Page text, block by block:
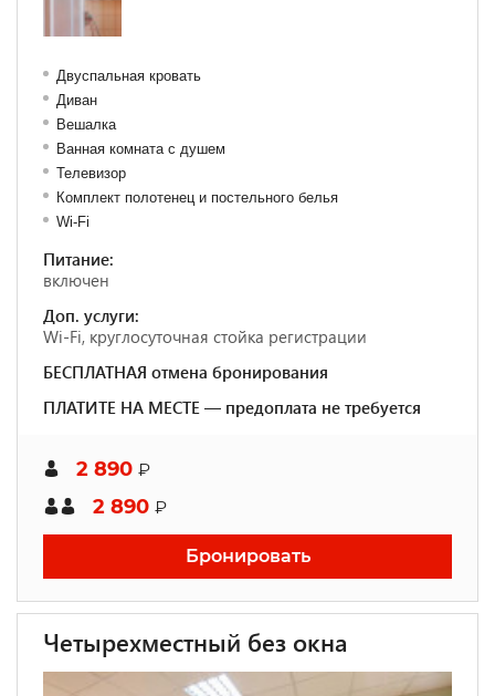
Двуспальная кровать
Диван
Вешалка
Ванная комната с душем
Телевизор
Комплект полотенец и постельного белья
Wi-Fi
Питание:
включен
Доп. услуги:
Wi-Fi, круглосуточная стойка регистрации
БЕСПЛАТНАЯ отмена бронирования
ПЛАТИТЕ НА МЕСТЕ — предоплата не требуется
2 890 ₽
2 890 ₽
Бронировать
Четырехместный без окна